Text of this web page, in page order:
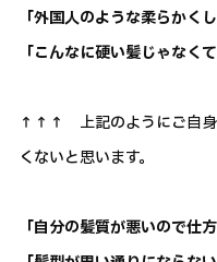
「外国人のような柔らかく
「こんなに硬い髪じゃなく
↑↑↑ 上記のようにご自身
くないと思います。
「自分の髪質が悪いので仕